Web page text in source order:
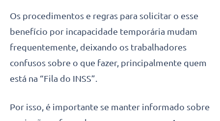
Os procedimentos e regras para solicitar o esse
benefício por incapacidade temporária mudam
frequentemente, deixando os trabalhadores
confusos sobre o que fazer, principalmente quem
está na “Fila do INSS”.
Por isso, é importante se manter informado sobre